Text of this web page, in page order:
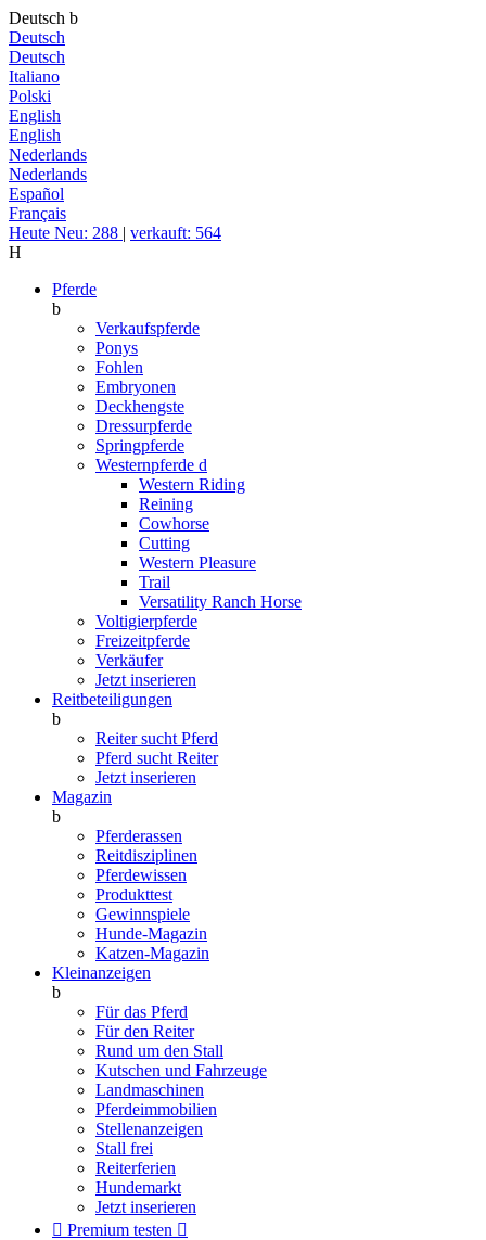
Deutsch b
Deutsch
Deutsch
Italiano
Polski
English
English
Nederlands
Nederlands
Español
Français
Heute Neu: 288 | verkauft: 564
H
Pferde
b
Verkaufspferde
Ponys
Fohlen
Embryonen
Deckhengste
Dressurpferde
Springpferde
Westernpferde d
Western Riding
Reining
Cowhorse
Cutting
Western Pleasure
Trail
Versatility Ranch Horse
Voltigierpferde
Freizeitpferde
Verkäufer
Jetzt inserieren
Reitbeteiligungen
b
Reiter sucht Pferd
Pferd sucht Reiter
Jetzt inserieren
Magazin
b
Pferderassen
Reitdisziplinen
Pferdewissen
Produkttest
Gewinnspiele
Hunde-Magazin
Katzen-Magazin
Kleinanzeigen
b
Für das Pferd
Für den Reiter
Rund um den Stall
Kutschen und Fahrzeuge
Landmaschinen
Pferdeimmobilien
Stellenanzeigen
Stall frei
Reiterferien
Hundemarkt
Jetzt inserieren
 Premium testen 